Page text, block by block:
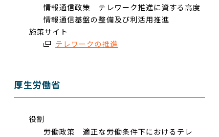
情報通信政策 テレワーク推進に資する高度
情報通信基盤の整備及び利活用推進
施策サイト
テレワークの推進
厚生労働省
役割
労働政策 適正な労働条件下におけるテレ